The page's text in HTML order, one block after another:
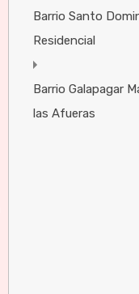
Barrio Santo
Residencial
Barrio Galapagar
las Afueras